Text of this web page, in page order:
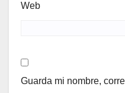
Web
Guarda mi nombre,